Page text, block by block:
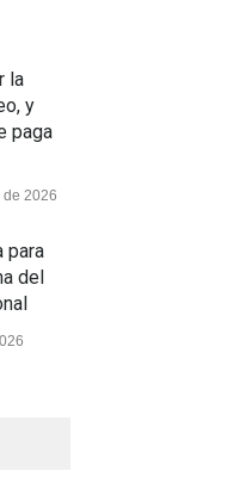
la
y
paga
de 2026
para
del